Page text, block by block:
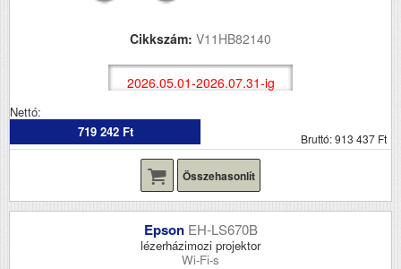
Cikkszám: V11HB82140
2026.05.01-2026.07.31-ig
Nettó:
719 242 Ft
Bruttó: 913 437 Ft
Összehasonlít
Epson EH-LS670B
lézerházimozi projektor
Wi-Fi-s